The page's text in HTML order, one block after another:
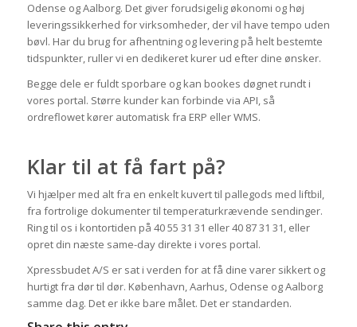
Odense og Aalborg. Det giver forudsigelig økonomi og høj
leveringssikkerhed for virksomheder, der vil have tempo uden
bøvl. Har du brug for afhentning og levering på helt bestemte
tidspunkter, ruller vi en dedikeret kurer ud efter dine ønsker.
Begge dele er fuldt sporbare og kan bookes døgnet rundt i
vores portal. Større kunder kan forbinde via API, så
ordreflowet kører automatisk fra ERP eller WMS.
Klar til at få fart på?
Vi hjælper med alt fra en enkelt kuvert til pallegods med liftbil,
fra fortrolige dokumenter til temperaturkrævende sendinger.
Ring til os i kontortiden på 40 55 31 31 eller 40 87 31 31, eller
opret din næste same-day direkte i vores portal.
Xpressbudet A/S er sat i verden for at få dine varer sikkert og
hurtigt fra dør til dør. København, Aarhus, Odense og Aalborg
samme dag. Det er ikke bare målet. Det er standarden.